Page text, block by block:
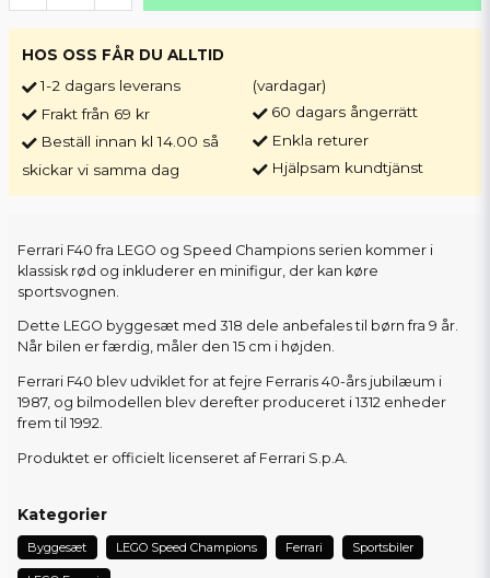
HOS OSS FÅR DU ALLTID
1-2 dagars leverans
Frakt från 69 kr
Beställ innan kl 14.00 så
skickar vi samma dag
(vardagar)
60 dagars ångerrätt
Enkla returer
Hjälpsam kundtjänst
Ferrari F40 fra LEGO og Speed Champions serien kommer i
klassisk rød og inkluderer en minifigur, der kan køre
sportsvognen.
Dette LEGO byggesæt med 318 dele anbefales til børn fra 9 år.
Når bilen er færdig, måler den 15 cm i højden.
Ferrari F40 blev udviklet for at fejre Ferraris 40-års jubilæum i
1987, og bilmodellen blev derefter produceret i 1312 enheder
frem til 1992.
Produktet er officielt licenseret af Ferrari S.p.A.
Kategorier
Byggesæt LEGO Speed Champions Ferrari Sportsbiler